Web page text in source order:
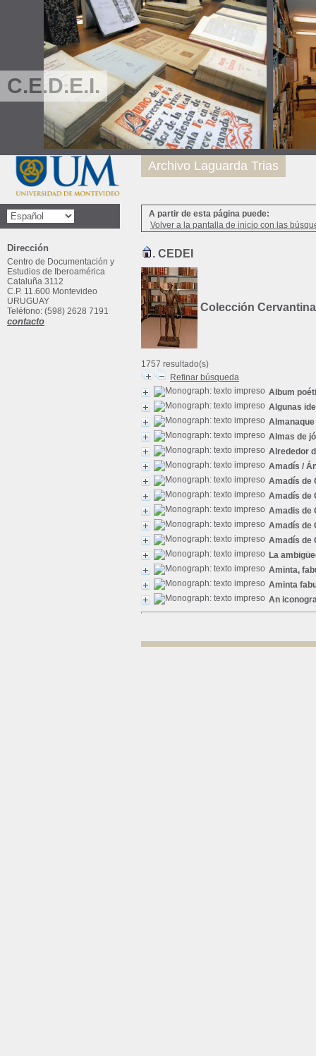
C.E.D.E.I.
A partir de esta página puede:
Volver a la pantalla de inicio con las
. CEDEI
Colección Cervantina
1757 resultado(s)
Refinar búsqueda
Album
Algunas
Almanaque
Almas de
Alrededor
Amadís /
Amadís de
Amadís de
Amadis de
Amadís de
Amadís de
La
Aminta,
Aminta
An
Archivo Laguarda Trias
Dirección
Centro de Documentación y
Estudios de Iberoamérica
Cataluña 3112
C.P. 11.600 Montevideo
URUGUAY
Teléfono: (598) 2628 7191
contacto